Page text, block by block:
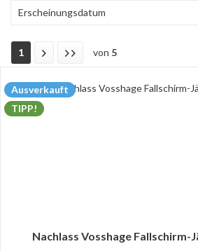
1 von 5
Ausverkauft
TIPP!
Nachlass Vosshage Fallschirm-